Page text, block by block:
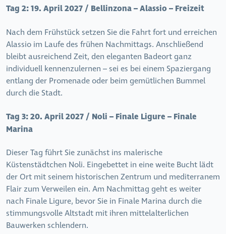
Tag 2:19. April 2027 / Bellinzona – Alassio – Freizeit
Nach dem Frühstück setzen Sie die Fahrt fort und erreichen
Alassio im Laufe des frühen Nachmittags. Anschließend
bleibt ausreichend Zeit, den eleganten Badeort ganz
individuell kennenzulernen – sei es bei einem Spaziergang
entlang der Promenade oder beim gemütlichen Bummel
durch die Stadt.
Tag 3:20. April 2027 / Noli – Finale Ligure – Finale
Marina
Dieser Tag führt Sie zunächst ins malerische
Küstenstädtchen Noli. Eingebettet in eine weite Bucht lädt
der Ort mit seinem historischen Zentrum und mediterranem
Flair zum Verweilen ein. Am Nachmittag geht es weiter
nach Finale Ligure, bevor Sie in Finale Marina durch die
stimmungsvolle Altstadt mit ihren mittelalterlichen
Bauwerken schlendern.